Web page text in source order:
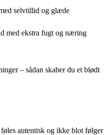
selvtillid og glæde
med ekstra fugt og næring
– sådan skaber du et blødt
autentisk og ikke blot følger